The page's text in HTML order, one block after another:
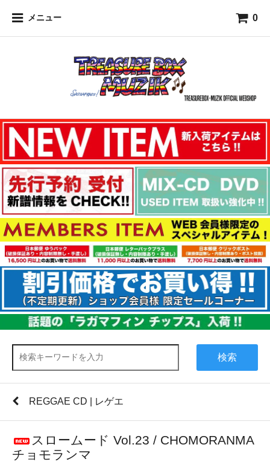
メニュー 0
検索
REGGAE CD | レゲエ
スロームード Vol.23 / CHOMORANMA
チョモランマ